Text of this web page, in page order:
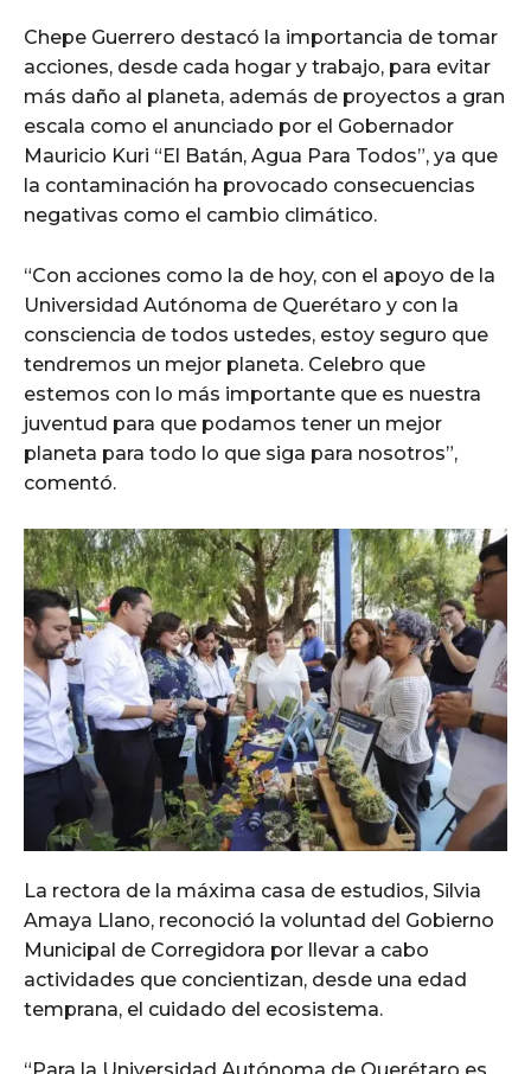
Chepe Guerrero destacó la importancia de tomar
acciones, desde cada hogar y trabajo, para evitar
más daño al planeta, además de proyectos a gran
escala como el anunciado por el Gobernador
Mauricio Kuri “El Batán, Agua Para Todos”, ya que
la contaminación ha provocado consecuencias
negativas como el cambio climático.
“Con acciones como la de hoy, con el apoyo de la
Universidad Autónoma de Querétaro y con la
consciencia de todos ustedes, estoy seguro que
tendremos un mejor planeta. Celebro que
estemos con lo más importante que es nuestra
juventud para que podamos tener un mejor
planeta para todo lo que siga para nosotros”,
comentó.
La rectora de la máxima casa de estudios, Silvia
Amaya Llano, reconoció la voluntad del Gobierno
Municipal de Corregidora por llevar a cabo
actividades que concientizan, desde una edad
temprana, el cuidado del ecosistema.